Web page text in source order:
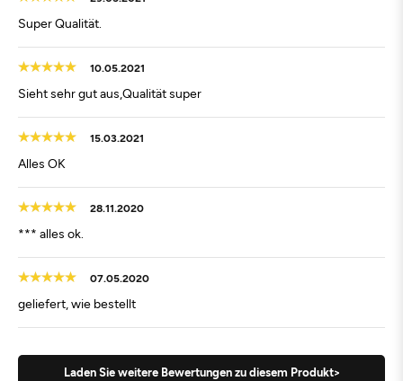
Super Qualität.
10.05.2021
Sieht sehr gut aus,Qualität super
15.03.2021
Alles OK
28.11.2020
*** alles ok.
07.05.2020
geliefert, wie bestellt
Laden Sie weitere Bewertungen zu diesem Produkt>